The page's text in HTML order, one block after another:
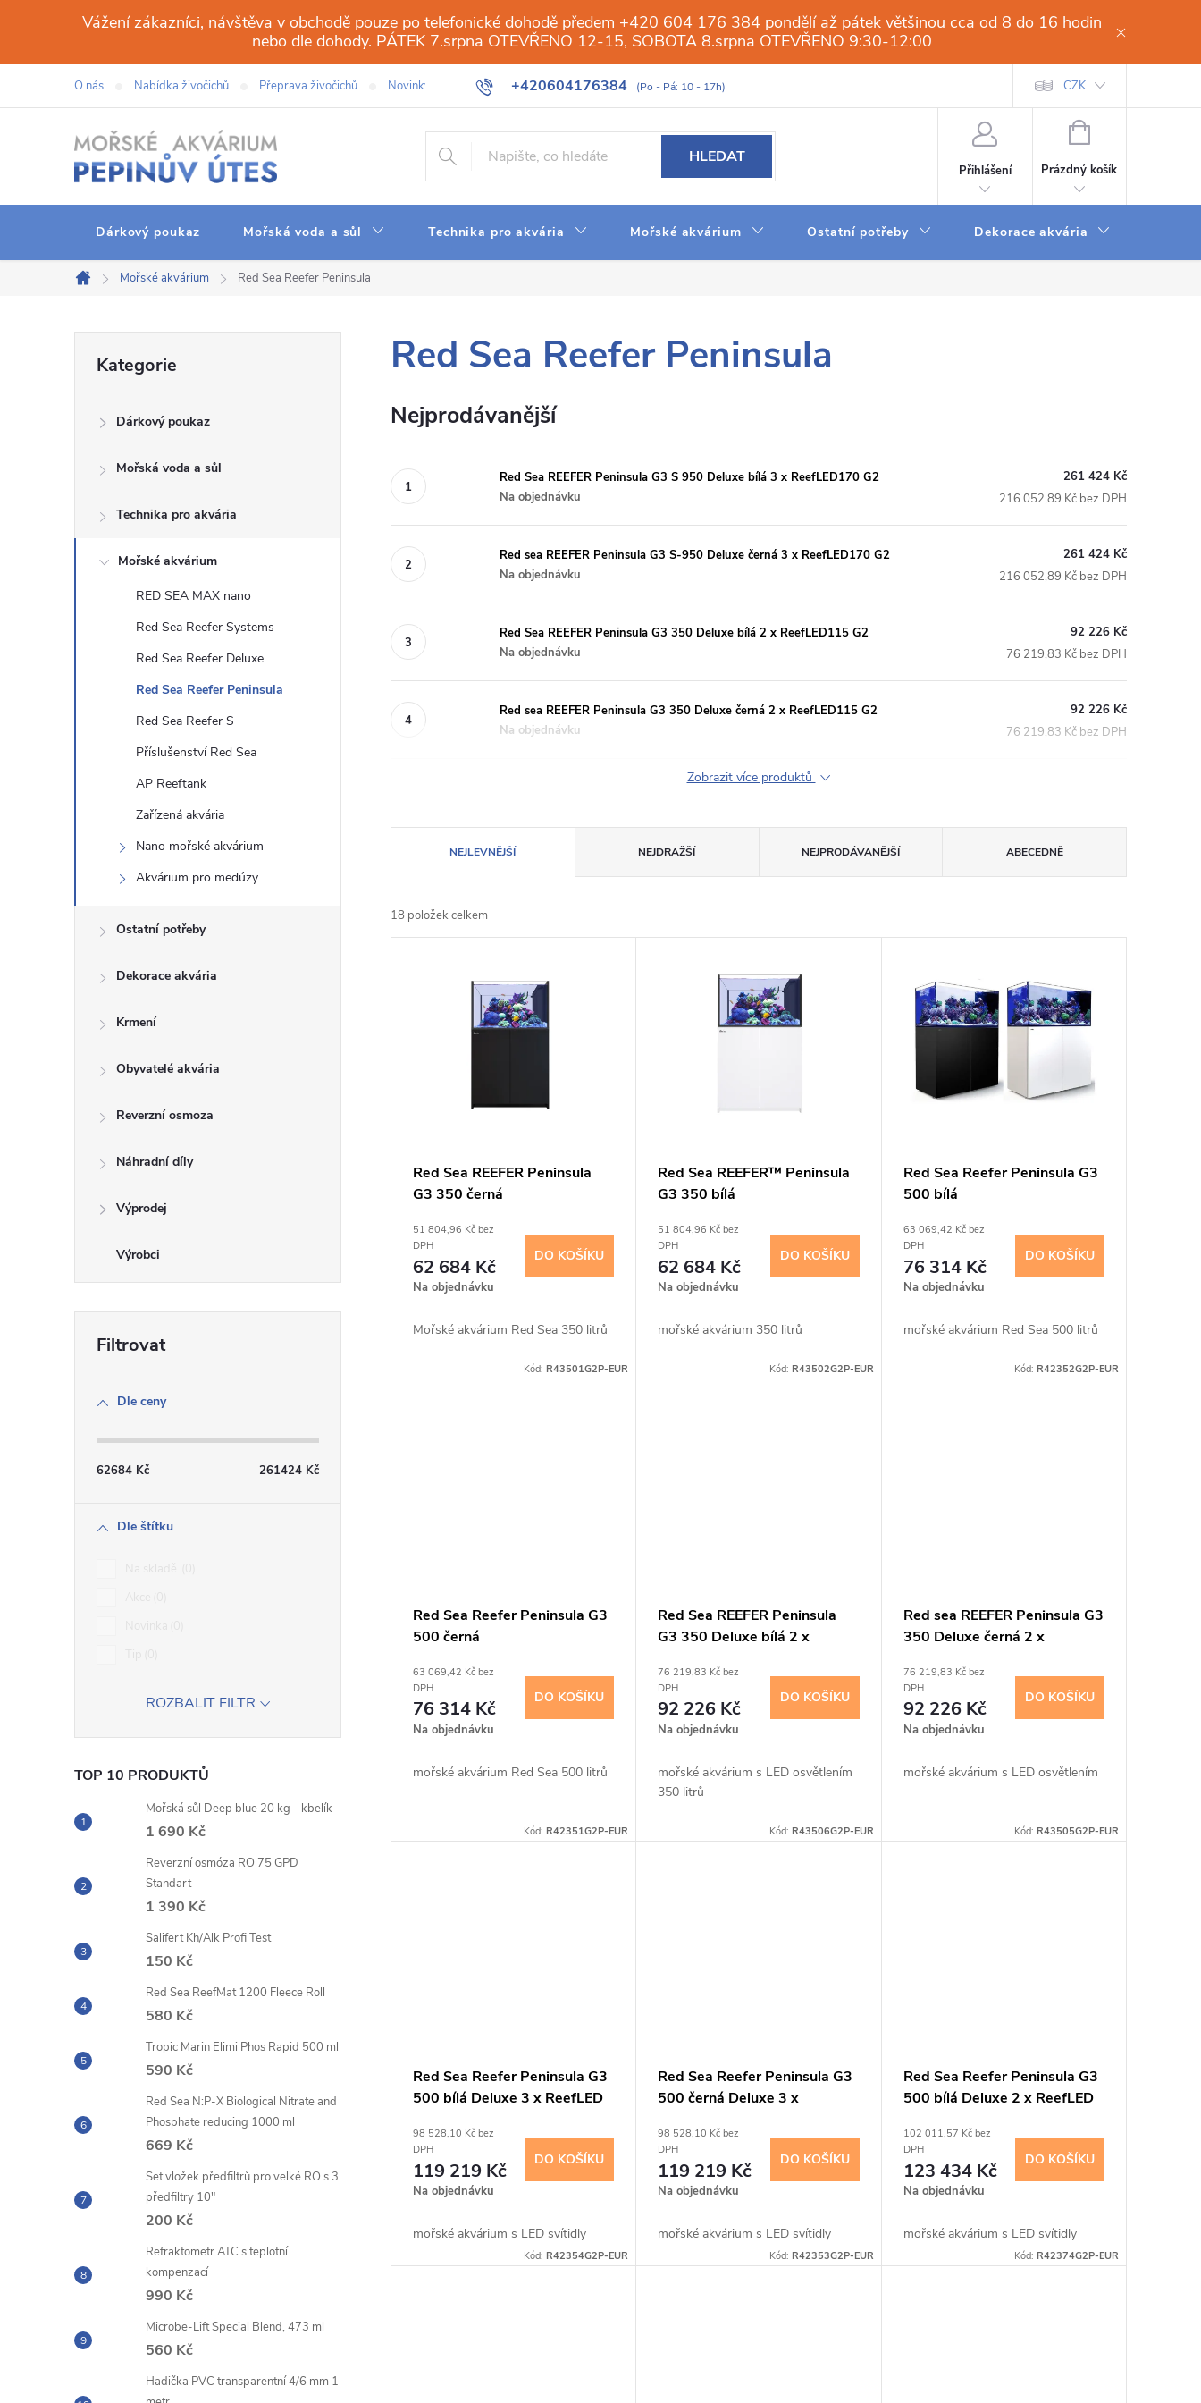
obsah
Vážení zákazníci, návštěva v obchodě pouze po telefonické dohodě předem +420 604 176 384 pondělí až pátek většinou cca od 8 do 16 hodin
nebo dle dohody. PÁTEK 7.srpna OTEVŘENO 12-15, SOBOTA 8.srpna OTEVŘENO 9:30-12:00
+420604176384
O nás Nabídka živočichů Přeprava živočichů Novinky Galerie Obchod Web Slovník pojmů Obchodní podmínky Dodací a platební
CZK
HLEDAT
Přihlášení
NÁKUPNÍ
Prázdný košík
Dárkový poukaz Mořská voda a sůl Technika pro akvária Mořské akvárium Ostatní potřeby Dekorace akvária
Domů
Mořské akvárium Red Sea Reefer Peninsula
r
kategorie
Kategorie
Dárkový poukaz
Mořská voda a sůl
Technika pro akvária
Mořské akvárium
RED SEA MAX nano
Red Sea Reefer Systems
Red Sea Reefer Deluxe
Red Sea Reefer Peninsula
Red Sea Reefer S
Příslušenství Red Sea
AP Reeftank
Zařízená akvária
Nano mořské akvárium
Akvárium pro medúzy
Ostatní potřeby
Dekorace akvária
Krmení
Obyvatelé akvária
Reverzní osmoza
Náhradní díly
Výprodej
Dle ceny
62684 Kč 261424 Kč
Dle štítku
ROZBALIT FILTR
TOP 10 PRODUKTŮ
Mořská sůl Deep blue 20 kg - kbelík
1 690 Kč
Reverzní osmóza RO 75 GPD
Standart
1 390 Kč
Salifert Kh/Alk Profi Test
150 Kč
Red Sea ReefMat 1200 Fleece Roll
580 Kč
Tropic Marin Elimi Phos Rapid 500 ml
590 Kč
Red Sea N:P-X Biological Nitrate and
Phosphate reducing 1000 ml
669 Kč
Set vložek předfiltrů pro velké RO s 3
předfiltry 10"
200 Kč
Refraktometr ATC s teplotní
kompenzací
990 Kč
Microbe-Lift Special Blend, 473 ml
560 Kč
Hadička PVC transparentní 4/6 mm 1
Red Sea Reefer Peninsula
Nejprodávanější
Red Sea REEFER Peninsula G3 S 950 Deluxe bílá 3 x ReefLED170 G2
Na objednávku
261 424 Kč
216 052,89 Kč bez DPH
Red sea REEFER Peninsula G3 S-950 Deluxe černá 3 x ReefLED170 G2
Na objednávku
261 424 Kč
216 052,89 Kč bez DPH
Red Sea REEFER Peninsula G3 350 Deluxe bílá 2 x ReefLED115 G2
Na objednávku
92 226 Kč
76 219,83 Kč bez DPH
Red sea REEFER Peninsula G3 350 Deluxe černá 2 x ReefLED115 G2
Na objednávku
92 226 Kč
76 219,83 Kč bez DPH
Zobrazit více produktů
a
z
t
NEJLEVNĚJŠÍ NEJDRAŽŠÍ NEJPRODÁVANĚJŠÍ ABECEDNĚ
18 položek celkem
Red Sea REEFER Peninsula
G3 350 černá
51 804,96 Kč bez
DPH
62 684 Kč
Na objednávku
DO KOŠÍKU
Mořské akvárium Red Sea 350 litrů
Kód:R43501G2P-EUR
Red Sea REEFER™ Peninsula
G3 350 bílá
51 804,96 Kč bez
DPH
62 684 Kč
Na objednávku
DO KOŠÍKU
mořské akvárium 350 litrů
Kód: R43502G2P-EUR
Red Sea Reefer Peninsula G3
500 bílá
63 069,42 Kč bez
DPH
76 314 Kč
Na objednávku
DO KOŠÍKU
mořské akvárium Red Sea 500 litrů
Kód: R42352G2P-EUR
Red Sea Reefer Peninsula G3
500 černá
63 069,42 Kč bez
DPH
76 314 Kč
Na objednávku
DO KOŠÍKU
mořské akvárium Red Sea 500 litrů
Kód:R42351G2P-EUR
Red Sea REEFER Peninsula
G3 350 Deluxe bílá 2 x
76 219,83 Kč bez
DPH
92 226 Kč
Na objednávku
DO KOŠÍKU
mořské akvárium s LED osvětlením
350 litrů
Kód: R43506G2P-EUR
Red sea REEFER Peninsula G3
350 Deluxe černá 2 x
76 219,83 Kč bez
DPH
92 226 Kč
Na objednávku
DO KOŠÍKU
mořské akvárium s LED osvětlením
Kód: R43505G2P-EUR
Red Sea Reefer Peninsula G3
500 bílá Deluxe 3 x ReefLED
98 528,10 Kč bez
DPH
119 219 Kč
Na objednávku
DO KOŠÍKU
mořské akvárium s LED svítidly
Kód:R42354G2P-EUR
Red Sea Reefer Peninsula G3
500 černá Deluxe 3 x
98 528,10 Kč bez
DPH
119 219 Kč
Na objednávku
DO KOŠÍKU
mořské akvárium s LED svítidly
Kód: R42353G2P-EUR
Red Sea Reefer Peninsula G3
500 bílá Deluxe 2 x ReefLED
102 011,57 Kč bez
DPH
123 434 Kč
Na objednávku
DO KOŠÍKU
mořské akvárium s LED svítidly
Kód: R42374G2P-EUR